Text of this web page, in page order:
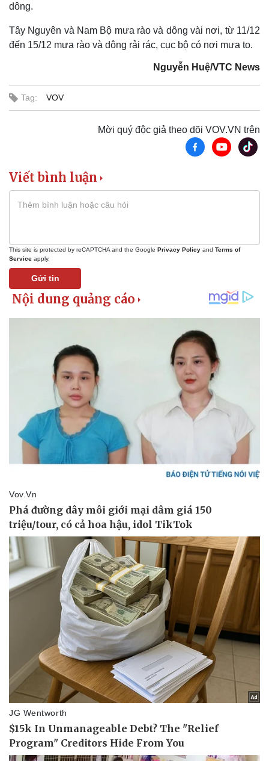
Tin nóng
Quân sự - Quốc phòng
Thể thao
Bóng đá
Lịch thi đấu bóng đá
Thế giới thể thao
eSports
Hậu trường
Ô tô - Xe máy
Ô tô
Xe máy
Tư vấn
dông.
Tây Nguyên và Nam Bộ mưa rào và dông vài nơi, từ 11/12
đến 15/12 mưa rào và dông rải rác, cục bộ có nơi mưa to.
Nguyễn Huệ/VTC News
Tag: VOV
Mời quý độc giả theo dõi VOV.VN trên
Viết bình luận
This site is protected by reCAPTCHA and the Google Privacy Policy and Terms of
Service apply.
Gửi tin